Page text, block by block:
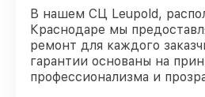
В нашем СЦ Leupold,
Краснодаре мы
ремонт для каждого
гарантии основаны на
профессионализма и